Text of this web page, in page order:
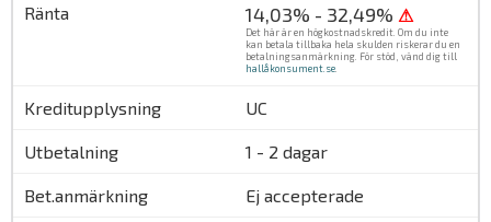
14,03% - 32,49% ⚠
Det här är en högkostnadskredit. Om du inte
kan betala tillbaka hela skulden riskerar du en
betalningsanmärkning. För stöd, vänd dig till
hallåkonsument.se
UC
1 - 2 dagar
Ej accepterade